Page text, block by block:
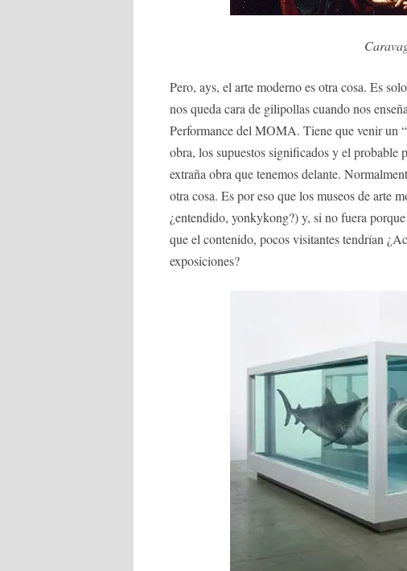
Pero, ays, el arte moderno es otra cosa. Es
nos queda cara de gilipollas cuando nos
Performance del MOMA. Tiene que venir un
obra, los supuestos significados y el probable
extraña obra que tenemos delante.
otra cosa. Es por eso que los museos de arte
¿entendido, yonkykong?) y, si no fuera
que el contenido, pocos visitantes tendrían
exposiciones?